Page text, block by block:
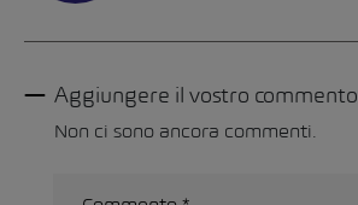
Aggiungere il vostro commento
Non ci sono ancora commenti.